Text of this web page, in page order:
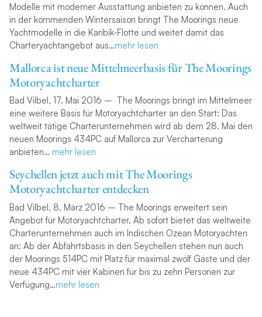
Modelle mit moderner Ausstattung anbieten zu können. Auch
in der kommenden Wintersaison bringt The Moorings neue
Yachtmodelle in die Karibik-Flotte und weitet damit das
Charteryachtangebot aus…mehr lesen
Mallorca ist neue Mittelmeerbasis für The Moorings
Motoryachtcharter
Bad Vilbel, 17. Mai 2016 – The Moorings bringt im Mittelmeer
eine weitere Basis für Motoryachtcharter an den Start: Das
weltweit tätige Charterunternehmen wird ab dem 28. Mai den
neuen Moorings 434PC auf Mallorca zur Vercharterung
anbieten… mehr lesen
Seychellen jetzt auch mit The Moorings
Motoryachtcharter entdecken
Bad Vilbel, 8. März 2016 – The Moorings erweitert sein
Angebot für Motoryachtcharter. Ab sofort bietet das weltweite
Charterunternehmen auch im Indischen Ozean Motoryachten
an: Ab der Abfahrtsbasis in den Seychellen stehen nun auch
der Moorings 514PC mit Platz für maximal zwölf Gäste und der
neue 434PC mit vier Kabinen für bis zu zehn Personen zur
Verfügung…mehr lesen